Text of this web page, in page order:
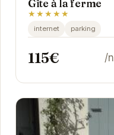
Gîte à la ferme
★★★★★
internet parking
115€ /